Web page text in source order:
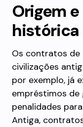
Origem
histórica
Os contratos
civilizações
por exemplo, já
empréstimos de
penalidades
Antiga,